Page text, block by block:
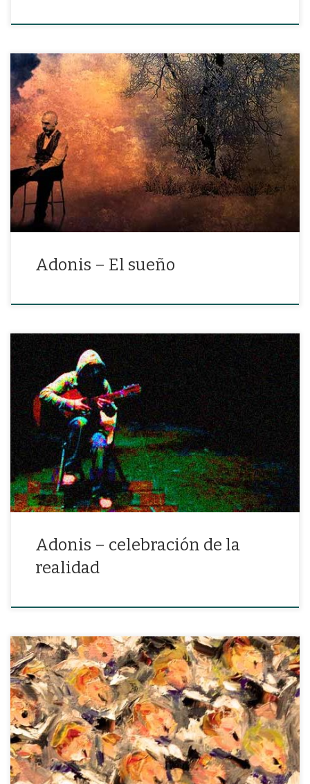
«Tus ojos como alas y tu rostro alto como el horizonte, que
aprieta los soles y lava la afligida tierra.»
Adonis – El sueño
«El olvido tiene una guitarra en la que el recuerdo toca sus
calladas tristezas.»
Adonis – celebración de la
realidad
Se derrama la alegría para los seres por todos los senos de la
Naturaleza. Todos los buenos, todos los malos, siguen su camino
de rosas. Ella nos dio los besos y la vid, y un amigo probado hasta
la muerte.